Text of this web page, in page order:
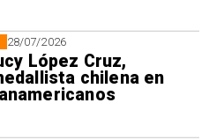
28/07/2026
López Cruz,
chilena en